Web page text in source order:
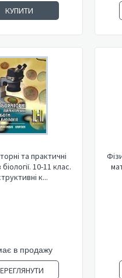
КУПИТИ
та практичні
10-11 клас.
к...
в продажу